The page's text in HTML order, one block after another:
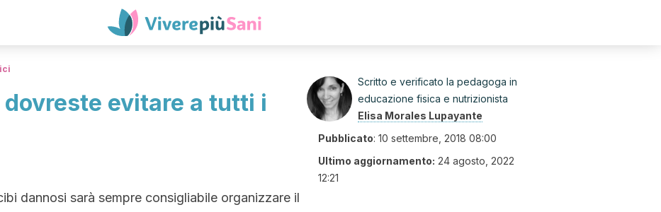
evitare a tutti i
dannosi sarà sempre consigliabile organizzare il
Scritto e verificato la pedagoga in
educazione fisica e nutrizionista
Elisa Morales Lupayante
Pubblicato: 10 settembre, 2018 08:00
Ultimo aggiornamento: 24 agosto, 2022
12:21